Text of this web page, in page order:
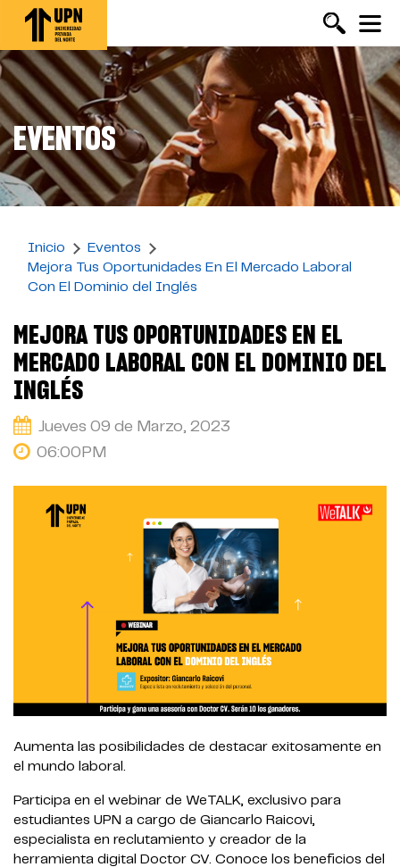
Pasar
contenido
principal
EVENTOS
Inicio
Eventos
Mejora Tus Oportunidades En El Mercado Laboral
Con El Dominio del Inglés
MEJORA TUS OPORTUNIDADES EN EL
MERCADO LABORAL CON EL DOMINIO DEL
INGLÉS
Jueves 09 de Marzo, 2023
06:00PM
Aumenta las posibilidades de destacar exitosamente en
el mundo laboral.
Participa en el webinar de WeTALK, exclusivo para
estudiantes UPN a cargo de Giancarlo Raicovi,
especialista en reclutamiento y creador de la
herramienta digital Doctor CV. Conoce los beneficios del